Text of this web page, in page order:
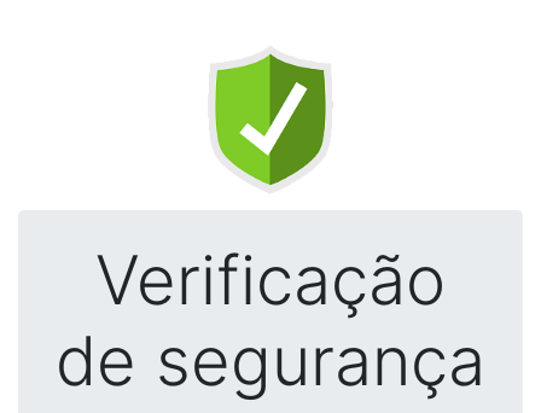
Verificação
de segurança